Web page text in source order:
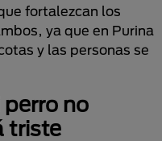
fortalezcan los
ya que en Purina
y las personas se
perro no
triste